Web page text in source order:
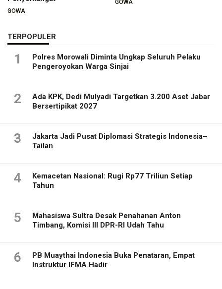
GOWA
GOWA
TERPOPULER
1
Polres Morowali Diminta Ungkap Seluruh Pelaku
Pengeroyokan Warga Sinjai
2
Ada KPK, Dedi Mulyadi Targetkan 3.200 Aset Jabar
Bersertipikat 2027
3
Jakarta Jadi Pusat Diplomasi Strategis Indonesia–
Tailan
4
Kemacetan Nasional: Rugi Rp77 Triliun Setiap
Tahun
5
Mahasiswa Sultra Desak Penahanan Anton
Timbang, Komisi III DPR-RI Udah Tahu
6
PB Muaythai Indonesia Buka Penataran, Empat
Instruktur IFMA Hadir